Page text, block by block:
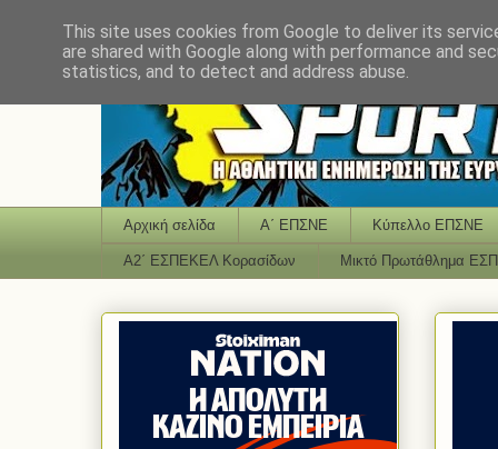
Αρχική σελίδα Α΄ ΕΠΣΝΕ Κύπελλο ΕΠΣΝΕ
Α2΄ ΕΣΠΕΚΕΛ Κορασίδων Μικτό Πρωτάθλημα
This site uses cookies from Google to deliver its
are shared with Google along with performance and
statistics, and to detect and address abuse.